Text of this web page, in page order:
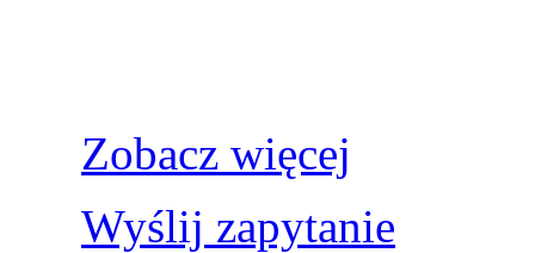
Zobacz więcej
Wyślij zapytanie